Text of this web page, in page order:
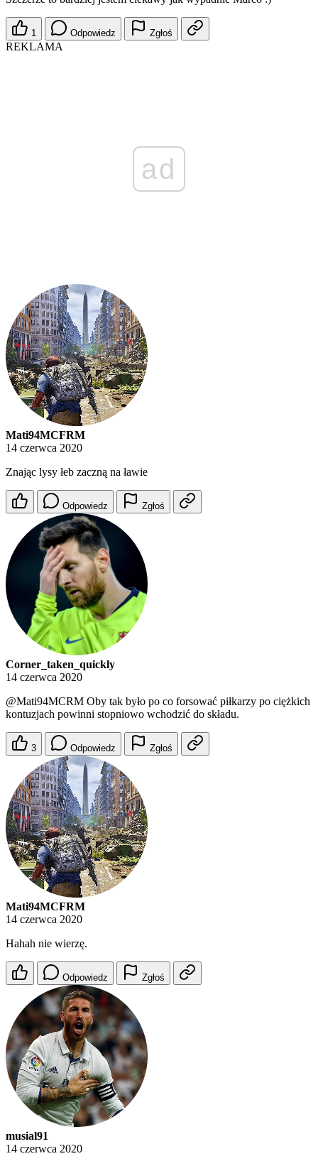
1 Odpowiedz Zgłoś
REKLAMA
ad
Mati94MCFRM
14 czerwca 2020
Znając lysy łeb zaczną na ławie
Odpowiedz Zgłoś
Corner_taken_quickly
14 czerwca 2020
@Mati94MCRM Oby tak było po co forsować piłkarzy po ciężkich
kontuzjach powinni stopniowo wchodzić do składu.
3 Odpowiedz Zgłoś
Mati94MCFRM
14 czerwca 2020
Hahah nie wierzę.
Odpowiedz Zgłoś
musial91
14 czerwca 2020